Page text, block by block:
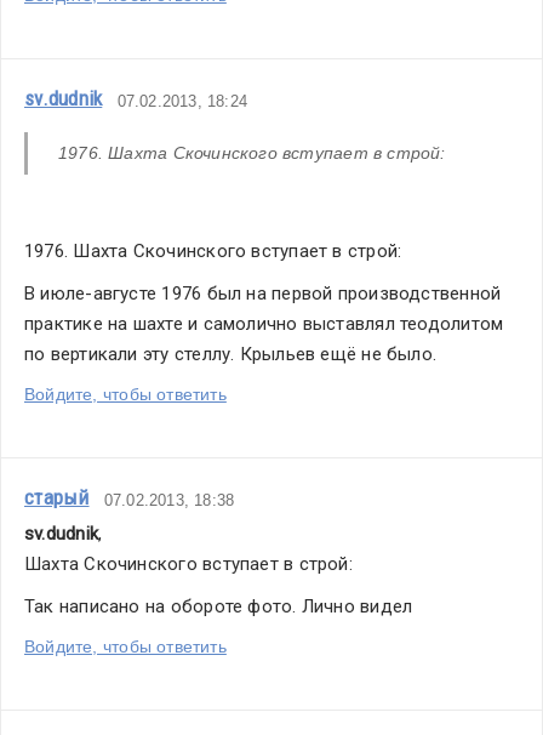
sv.dudnik 07.02.2013, 18:24
1976. Шахта Скочинского вступает в строй:
1976. Шахта Скочинского вступает в строй:
В июле-августе 1976 был на первой производственной
практике на шахте и самолично выставлял теодолитом
по вертикали эту стеллу. Крыльев ещё не было.
Войдите, чтобы ответить
старый 07.02.2013, 18:38
sv.dudnik,
Шахта Скочинского вступает в строй:
Так написано на обороте фото. Лично видел
Войдите, чтобы ответить